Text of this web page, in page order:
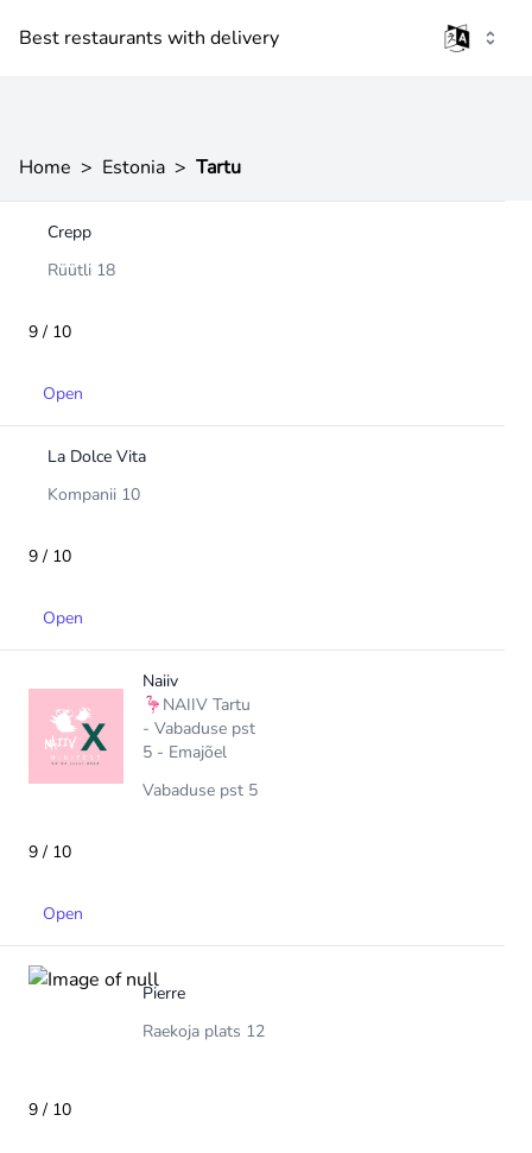
Best restaurants with delivery
Home > Estonia > Tartu
Crepp
Rüütli 18
9 / 10
Open
La Dolce Vita
Kompanii 10
9 / 10
Open
Naiiv
🦩NAIIV Tartu
- Vabaduse pst
5 - Emajõel
Vabaduse pst 5
9 / 10
Open
Pierre
Raekoja plats 12
9 / 10